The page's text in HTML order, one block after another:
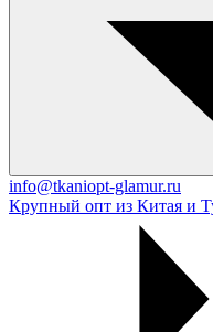
info@tkaniopt-glamur.ru
Крупный опт из Китая и